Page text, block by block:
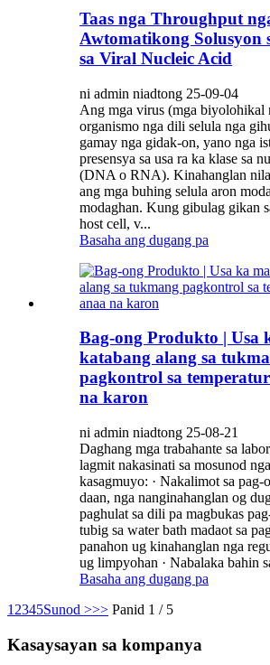
Taas nga Throughput
Awtomatikong Solusyon
sa Viral Nucleic Acid
ni admin niadtong 25-09-04
Ang mga virus (mga biyolohikal
organismo nga dili selula nga
gamay nga gidak-on, yano nga
presensya sa usa ra ka klase sa
(DNA o RNA). Kinahanglan
ang mga buhing selula aron
modaghan. Kung gibulag gikan
host cell, v...
Basaha ang dugang pa
Bag-ong Produkto | Usa
katabang alang sa
pagkontrol sa
na karon
ni admin niadtong 25-08-21
Daghang mga trabahante sa
lagmit nakasinati sa mosunod
kasagmuyo: · Nakalimot sa pag-
daan, nga nanginahanglan og
paghulat sa dili pa magbukas
tubig sa water bath madaot sa
panahon ug kinahanglan nga
ug limpyohan · Nabalaka bahin
Basaha ang dugang pa
1 2345Sunod >>> Panid 1 / 5
Kasaysayan sa kompanya